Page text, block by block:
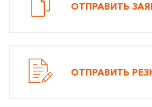
ОТПРАВИТЬ
ОТПРАВИТЬ